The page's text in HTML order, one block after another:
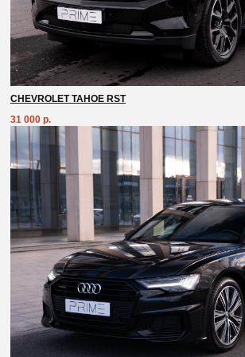
CHEVROLET TAHOE RST
31 000 р.
+7
Комментарии
Я согласен сполитикой конфиденциальности
отправить